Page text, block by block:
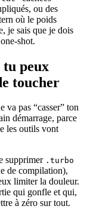
ou des
où le poids
je sais que je dois
shot.
tu peux
toucher
va pas “casser” ton
démarrage, parce
les outils vont
supprimer .turbo
de compilation),
limiter la douleur.
qui gonfle et qui,
à zéro sur tout.